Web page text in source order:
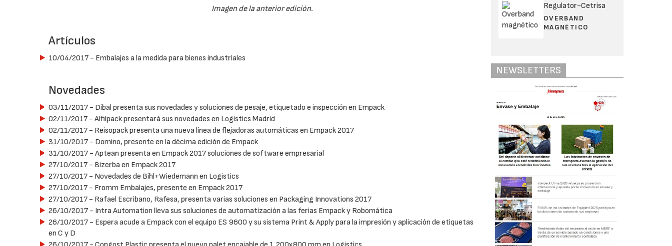
Imagen de la anterior edición.
Artículos
10/04/2017 - Embalajes a la medida para bienes industriales
Novedades
03/11/2017 - Dibal presenta sus novedades y soluciones de pesaje, etiquetado e inspección en Empack
02/11/2017 - Alfilpack presentará sus novedades en Logistics Madrid
02/11/2017 - Reisopack presenta una nueva línea de flejadoras automáticas en Empack 2017
31/10/2017 - Domino, presente en la décima edición de Empack
31/10/2017 - Aptean presenta en Empack 2017 soluciones de software empresarial
27/10/2017 - Bizerba en Empack 2017
27/10/2017 - Novedades de Bihl+Wiedemann en Logistics
27/10/2017 - Fromm Embalajes, presente en Empack 2017
27/10/2017 - Rafael Escribano, Rafesa, presenta varias soluciones en Packaging Innovations 2017
26/10/2017 - Intra Automation lleva sus soluciones de automatización a las ferias Empack y Robomática
26/10/2017 - Espera acude a Empack con el equipo ES 9600 y su sistema Print & Apply para la impresión y aplicación de etiquetas
en C y D
Regulator-Cetrisa
OVERBAND
MAGNÉTICO
NEWSLETTERS